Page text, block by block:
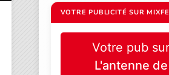
VOTRE PUBLICITÉ SUR
Votre pub sur
L'antenne de